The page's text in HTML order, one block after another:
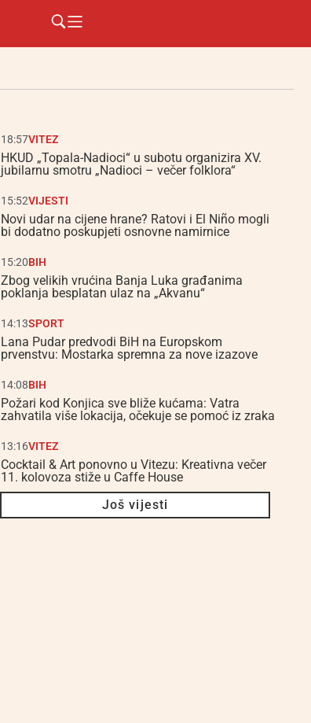
18:57VITEZ
HKUD „Topala-Nadioci“ u subotu organizira XV.
jubilarnu smotru „Nadioci – večer folklora“
15:52VIJESTI
Novi udar na cijene hrane? Ratovi i El Niño mogli
bi dodatno poskupjeti osnovne namirnice
15:20BIH
Zbog velikih vrućina Banja Luka građanima
poklanja besplatan ulaz na „Akvanu“
14:13SPORT
Lana Pudar predvodi BiH na Europskom
prvenstvu: Mostarka spremna za nove izazove
14:08BIH
Požari kod Konjica sve bliže kućama: Vatra
zahvatila više lokacija, očekuje se pomoć iz zraka
13:16VITEZ
Cocktail & Art ponovno u Vitezu: Kreativna večer
11. kolovoza stiže u Caffe House
Još vijesti